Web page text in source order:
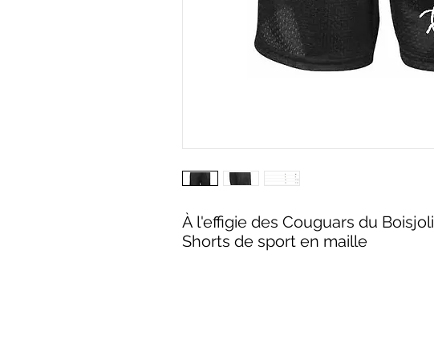
À l'effigie des Couguars du Boisjoli
Shorts de sport en maille